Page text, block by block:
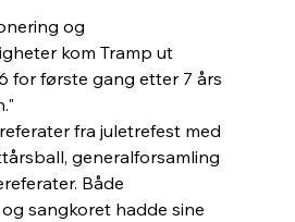
og
kom Tramp ut
for første gang etter 7 års
fra juletrefest med
generalforsamling
Både
sangkoret hadde sine